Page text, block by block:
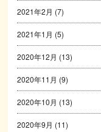
2021年2月 (7)
2021年1月 (5)
2020年12月 (13)
2020年11月 (9)
2020年10月 (13)
2020年9月 (11)